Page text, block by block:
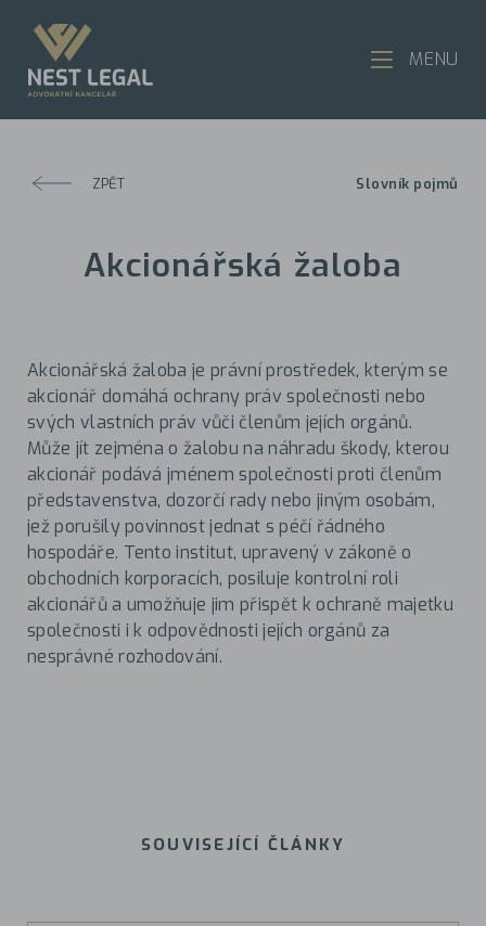
ZPĚT Slovník pojmů
Akcionářská žaloba
Akcionářská žaloba je právní prostředek, kterým se
akcionář domáhá ochrany práv společnosti nebo
svých vlastních práv vůči členům jejích orgánů.
Může jít zejména o žalobu na náhradu škody, kterou
akcionář podává jménem společnosti proti členům
představenstva, dozorčí rady nebo jiným osobám,
jež porušily povinnost jednat s péčí řádného
hospodáře. Tento institut, upravený v zákoně o
obchodních korporacích, posiluje kontrolní roli
akcionářů a umožňuje jim přispět k ochraně majetku
společnosti i k odpovědnosti jejích orgánů za
nesprávné rozhodování.
SOUVISEJÍCÍ ČLÁNKY
MENU